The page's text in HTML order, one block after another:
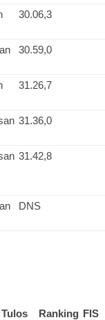
30.06,3
30.59,0
31.26,7
31.36,0
31.42,8
DNS
Tulos Ranking FIS